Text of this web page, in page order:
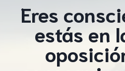
Eres
estás en